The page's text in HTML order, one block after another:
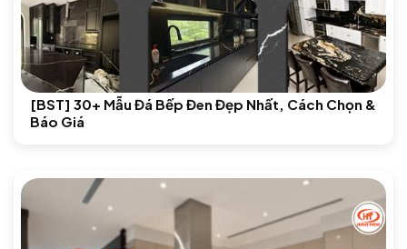
[BST] 30+ Mẫu Đá Bếp Đen Đẹp Nhất, Cách Chọn &
Báo Giá